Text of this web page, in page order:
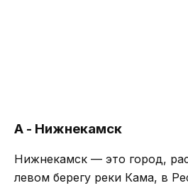
А - Нижнекамск
Нижнекамск — это город,
левом берегу реки Кама, в